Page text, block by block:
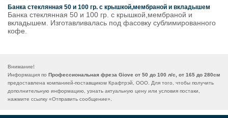
Банка стеклянная 50 и 100 гр. с крышкой,мембраной и вкладышем
Банка стеклянная 50 и 100 гр. с крышкой,мембраной и
вкладышем. Изготавливалась под фасовку сублимированного
кофе.
Внимание!
Информация по Профессиональная фреза Giove от 50 до 100 л/с, от 165 до 280см
предоставлена компанией-поставщиком Крафтрэй, ООО. Для того, чтобы получить
дополнительную информацию, узнать актуальную цену или условия постаки,
нажмите ссылку «Отправить сообщение».